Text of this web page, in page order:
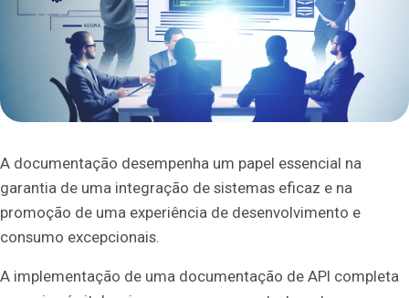
A documentação desempenha um papel essencial na
garantia de uma integração de sistemas eficaz e na
promoção de uma experiência de desenvolvimento e
consumo excepcionais.
A implementação de uma documentação de API completa